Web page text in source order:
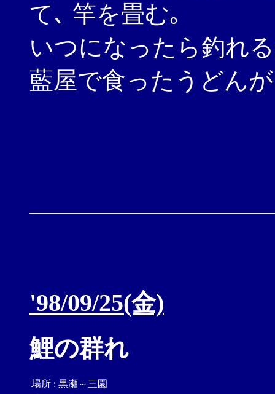
て､ 竿を畳む｡
いつになったら釣れ
藍屋で食ったうどん
'98/09/25(金)
鯉の群れ
場所 : 黒瀬～三園